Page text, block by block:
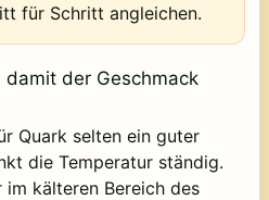
für Schritt angleichen.
damit der Geschmack
Quark selten ein guter
die Temperatur ständig.
im kälteren Bereich des